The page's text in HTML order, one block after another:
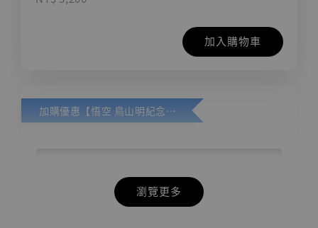
加入購物車
加購優惠【悟空 鳥山明紀念款 [奇蹟工作室]】
瀏覽更多